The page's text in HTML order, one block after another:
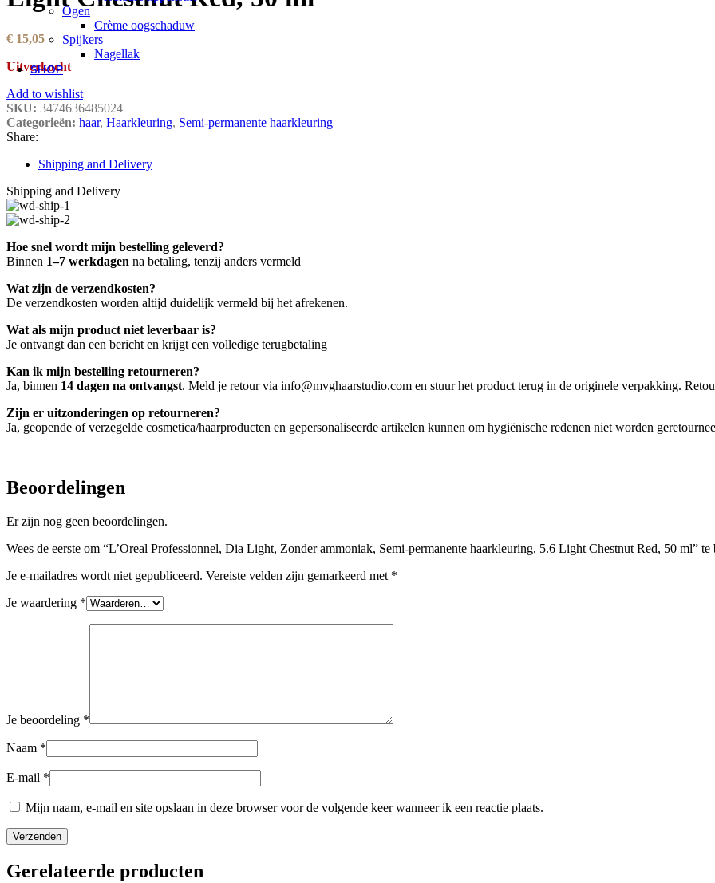
Ogen
Crème oogschaduw
Spijkers
Nagellak
SHOP
€ 15,05
Uitverkocht
Add to wishlist
SKU: 3474636485024
Categorieën: haar, Haarkleuring, Semi-permanente haarkleuring
Share:
Shipping and Delivery
Shipping and Delivery
Hoe snel wordt mijn bestelling geleverd?
Binnen 1–7 werkdagen na betaling, tenzij anders vermeld
Wat zijn de verzendkosten?
De verzendkosten worden altijd duidelijk vermeld bij het afrekenen.
Wat als mijn product niet leverbaar is?
Je ontvangt dan een bericht en krijgt een volledige terugbetaling
Kan ik mijn bestelling retourneren?
Ja, binnen 14 dagen na ontvangst. Meld je retour via info@mvghaarstudio.com en stuur het product terug in de originele verpakking.
Zijn er uitzonderingen op retourneren?
Ja, geopende of verzegelde cosmetica/haarproducten en gepersonaliseerde artikelen kunnen om hygiënische redenen niet worden
Beoordelingen
Er zijn nog geen beoordelingen.
Wees de eerste om “L’Oreal Professionnel, Dia Light, Zonder ammoniak, Semi-permanente haarkleuring, 5.6 Light Chestnut Red, 50 ml” te
Je e-mailadres wordt niet gepubliceerd. Vereiste velden zijn gemarkeerd met *
Je waardering *
Je beoordeling *
Naam *
E-mail *
Mijn naam, e-mail en site opslaan in deze browser voor de volgende keer wanneer ik een reactie plaats.
Gerelateerde producten